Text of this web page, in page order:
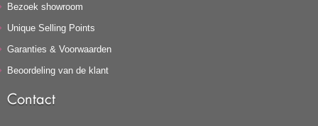
Bezoek showroom
Unique Selling Points
Garanties & Voorwaarden
Beoordeling van de klant
Contact